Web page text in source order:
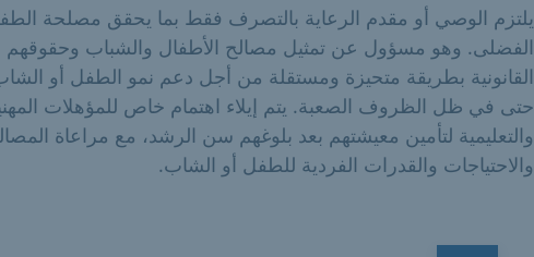
يلتزم الوصي أو مقدم الرعاية بالتصرف فقط بما يحقق مصلحة
الفضلى. وهو مسؤول عن تمثيل مصالح الأطفال والشباب وحقوقهم
القانونية بطريقة متحيزة ومستقلة من أجل دعم نمو الطفل أو
حتى في ظل الظروف الصعبة. يتم إيلاء اهتمام خاص للمؤهلات
والتعليمية لتأمين معيشتهم بعد بلوغهم سن الرشد، مع مراعاة
والاحتياجات والقدرات الفردية للطفل أو الشاب.